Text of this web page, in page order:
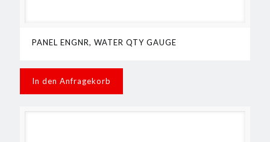
PANEL ENGNR, WATER QTY GAUGE
In den Anfragekorb